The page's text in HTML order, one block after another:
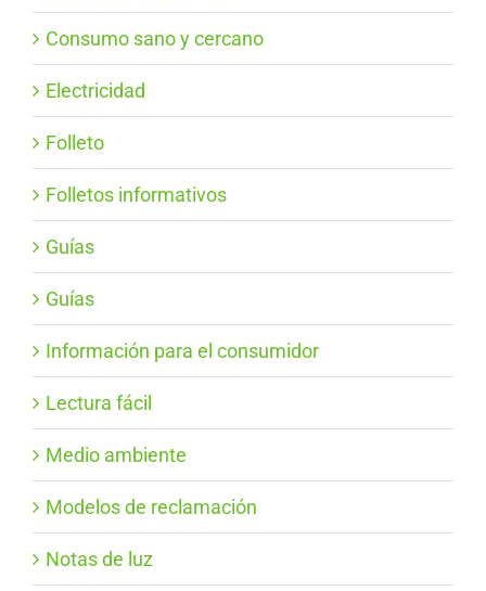
Consumo sano y cercano
Electricidad
Folleto
Folletos informativos
Guías
Guías
Información para el consumidor
Lectura fácil
Medio ambiente
Modelos de reclamación
Notas de luz